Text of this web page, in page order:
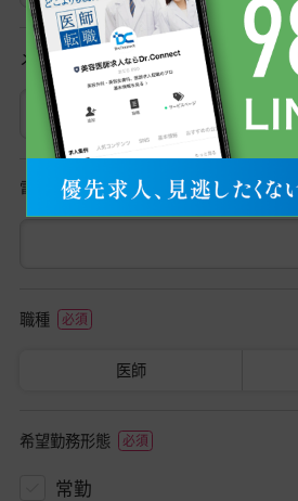
メールアドレス
電話番号
職種
医師
希望勤務形態
常勤